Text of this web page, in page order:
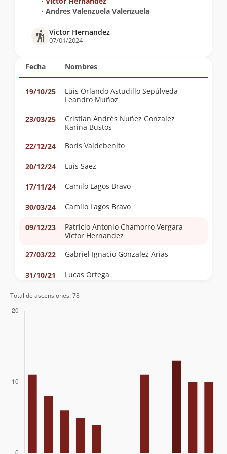
Fecha Nombres
19/10/25
Luis Orlando Astudillo Sepúlveda
Leandro Muñoz
23/03/25
Cristian Andrés Nuñez Gonzalez
Karina Bustos
22/12/24
Boris Valdebenito
20/12/24 Luis Saez
17/11/24 Camilo Lagos Bravo
30/03/24 Camilo Lagos Bravo
09/12/23
Patricio Antonio Chamorro Vergara
Victor Hernandez
27/03/22
Gabriel Ignacio Gonzalez Arias
31/10/21 Lucas Ortega
31/10/21 Andrea Campos
15/12/19
05/01/19
∙ Andres Valenzuela Valenzuela
Victor Hernandez
07/01/2024
Total de ascensiones: 78